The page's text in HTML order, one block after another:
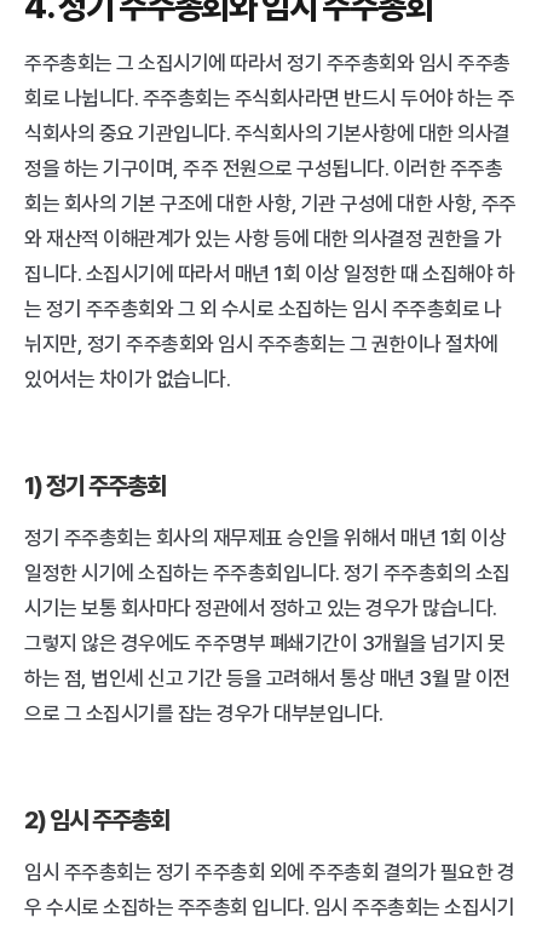
주주총회는 그 소집시기에 따라서 정기 주주총회와 임시 주주총
회로 나뉩니다. 주주총회는 주식회사라면 반드시 두어야 하는 주
식회사의 중요 기관입니다. 주식회사의 기본사항에 대한 의사결
정을 하는 기구이며, 주주 전원으로 구성됩니다. 이러한 주주총
회는 회사의 기본 구조에 대한 사항, 기관 구성에 대한 사항, 주주
와 재산적 이해관계가 있는 사항 등에 대한 의사결정 권한을 가
집니다. 소집시기에 따라서 매년 1회 이상 일정한 때 소집해야 하
는 정기 주주총회와 그 외 수시로 소집하는 임시 주주총회로 나
뉘지만, 정기 주주총회와 임시 주주총회는 그 권한이나 절차에
있어서는 차이가 없습니다.
1) 정기 주주총회
정기 주주총회는 회사의 재무제표 승인을 위해서 매년 1회 이상
일정한 시기에 소집하는 주주총회입니다. 정기 주주총회의 소집
시기는 보통 회사마다 정관에서 정하고 있는 경우가 많습니다.
그렇지 않은 경우에도 주주명부 폐쇄기간이 3개월을 넘기지 못
하는 점, 법인세 신고 기간 등을 고려해서 통상 매년 3월 말 이전
으로 그 소집시기를 잡는 경우가 대부분입니다.
2) 임시 주주총회
임시 주주총회는 정기 주주총회 외에 주주총회 결의가 필요한 경
우 수시로 소집하는 주주총회 입니다. 임시 주주총회는 소집시기